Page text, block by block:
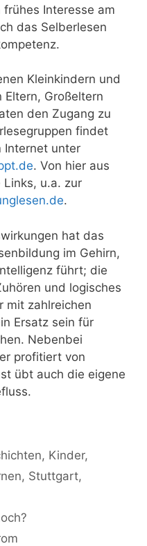
Interesse am
das Selberlesen
Kleinkindern und
Großeltern
den Zugang zu
findet
Internet unter
. Von hier aus
u.a. zur
.
hat das
im Gehirn,
führt; die
und logisches
mit zahlreichen
Ersatz sein für
Nebenbei
profitiert von
übt auch die eigene
, Kinder,
, Stuttgart,